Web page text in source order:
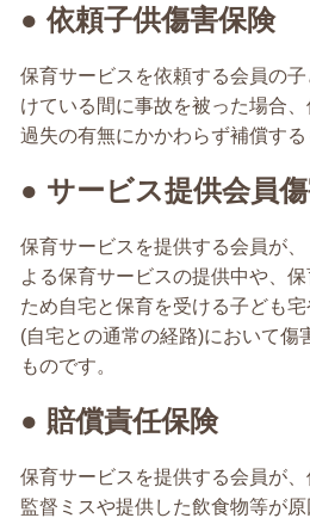
● 依頼子供傷害保険
保育サービスを依頼する会員の
けている間に事故を被った場合
過失の有無にかかわらず補償する
● サービス提供会員
保育サービスを提供する会員が
よる保育サービスの提供中や、
ため自宅と保育を受ける子ども
(自宅との通常の経路)において傷
ものです。
● 賠償責任保険
保育サービスを提供する会員が、
監督ミスや提供した飲食物等が